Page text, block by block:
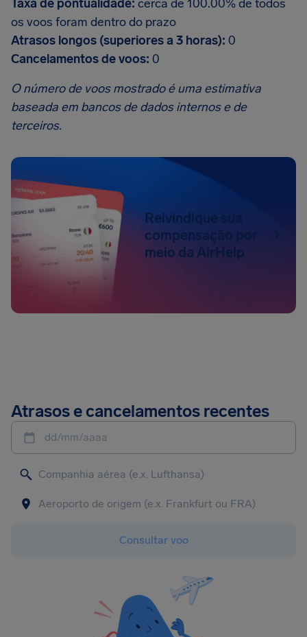
Taxa de pontualidade: cerca de 100.00% de todos
os voos foram dentro do prazo
Atrasos longos (superiores a 3 horas): 0
Cancelamentos de voos: 0
O número de voos mostrado é uma estimativa
baseada em bancos de dados internos e de
terceiros.
Reivindique sua
compensação por
meio da AirHelp
Atrasos e cancelamentos recentes
dd/mm/aaaa
Consultar voo